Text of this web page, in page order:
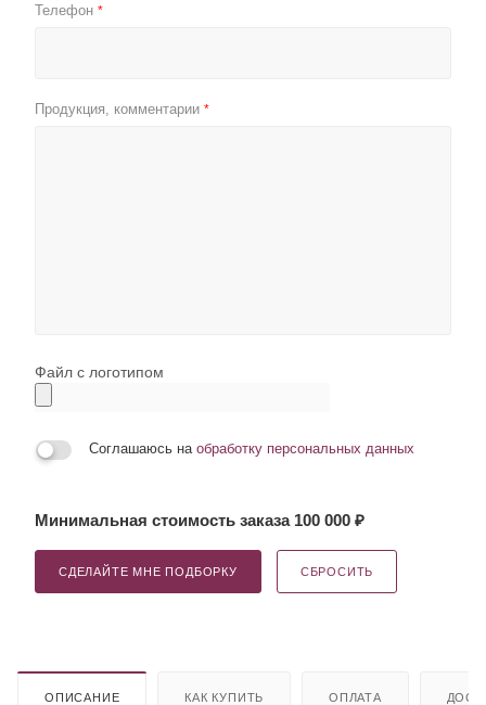
Телефон *
Продукция, комментарии *
Файл с логотипом
Соглашаюсь на обработку персональных данных
Минимальная стоимость заказа 100 000 ₽
СДЕЛАЙТЕ МНЕ ПОДБОРКУ СБРОСИТЬ
ОПИСАНИЕ КАК КУПИТЬ ОПЛАТА